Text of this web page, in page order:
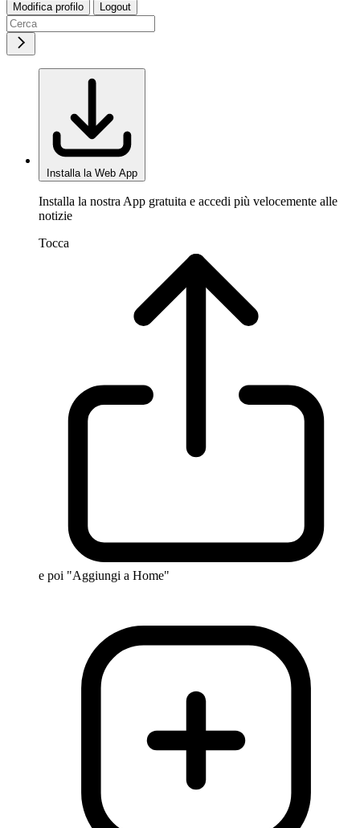
Modifica profilo Logout
Installa la Web App
Installa la nostra App gratuita e accedi più velocemente alle
notizie
Tocca
e poi "Aggiungi a Home"